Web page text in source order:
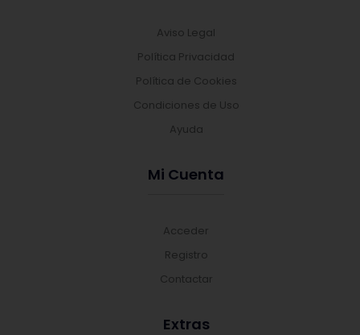
Aviso Legal
Política Privacidad
Política de Cookies
Condiciones de Uso
Ayuda
Mi Cuenta
Acceder
Registro
Contactar
Extras